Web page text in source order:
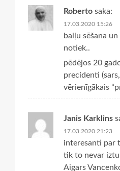
Roberto saka:
17.03.2020 15:26
baiļu sēšana
notiek..
pēdējos 20
precidenti
vērienīgākais
Janis Karklins
17.03.2020 21:23
interesanti par
tik to nevar
Aigars